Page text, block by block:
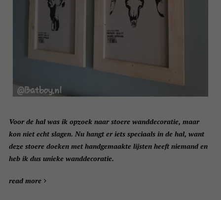
Voor de hal was ik opzoek naar stoere wanddecoratie, maar
kon niet echt slagen. Nu hangt er iets speciaals in de hal, want
deze stoere doeken met handgemaakte lijsten heeft niemand en
heb ik dus unieke wanddecoratie.
read more